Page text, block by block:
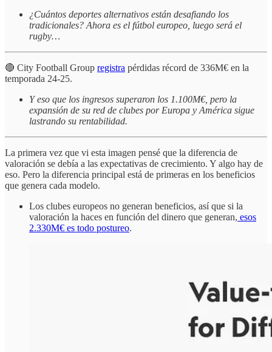
¿Cuántos deportes alternativos están desafiando los
tradicionales? Ahora es el fútbol europeo, luego será el
rugby…
🔴 City Football Group registra pérdidas récord de 336M€ en la
temporada 24-25.
Y eso que los ingresos superaron los 1.100M€, pero la
expansión de su red de clubes por Europa y América sigue
lastrando su rentabilidad.
La primera vez que vi esta imagen pensé que la diferencia de
valoración se debía a las expectativas de crecimiento. Y algo hay de
eso. Pero la diferencia principal está de primeras en los beneficios
que genera cada modelo.
Los clubes europeos no generan beneficios, así que si la
valoración la haces en función del dinero que generan, esos
2.330M€ es todo postureo.